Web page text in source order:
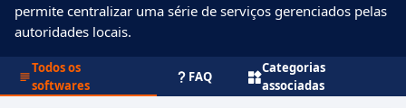
permite centralizar uma série de serviços gerenciados pelas
autoridades locais.
Todos os
softwares
FAQ
Categorias
associadas